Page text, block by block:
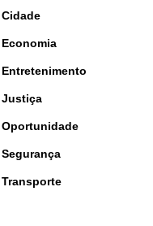
Cidade
Economia
Entretenimento
Justiça
Oportunidade
Segurança
Transporte